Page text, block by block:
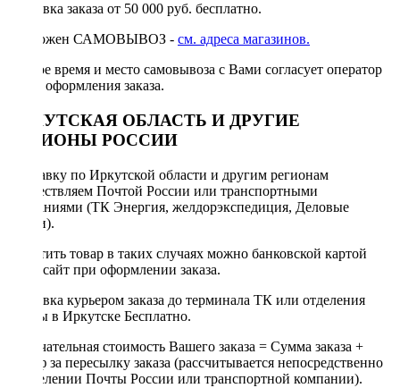
Доставка заказа от 50 000 руб. бесплатно.
Возможен САМОВЫВОЗ - см. адреса магазинов.
Точное время и место самовывоза с Вами согласует оператор
после оформления заказа.
ИРКУТСКАЯ ОБЛАСТЬ И ДРУГИЕ
РЕГИОНЫ РОССИИ
Отправку по Иркутской области и другим регионам
осуществляем Почтой России или транспортными
компаниями (ТК Энергия, желдорэкспедиция, Деловые
линии).
Оплатить товар в таких случаях можно банковской картой
через сайт при оформлении заказа.
Доставка курьером заказа до терминала ТК или отделения
Почты в Иркутске Бесплатно.
Окончательная стоимость Вашего заказа = Сумма заказа +
Тариф за пересылку заказа (рассчитывается непосредственно
в отделении Почты России или транспортной компании).